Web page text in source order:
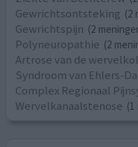
Gewrichtsontsteking (2
Gewrichtspijn (2
Polyneuropathie (2
Artrose van de
Syndroom van Ehlers-
Complex Regionaal
Wervelkanaalstenose